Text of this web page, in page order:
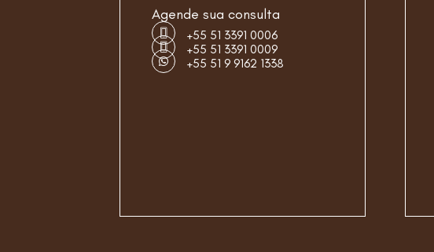
Agende sua consulta
+55 51 3391 0006
+55 51 3391 0009
+55 51 9 9162 1338